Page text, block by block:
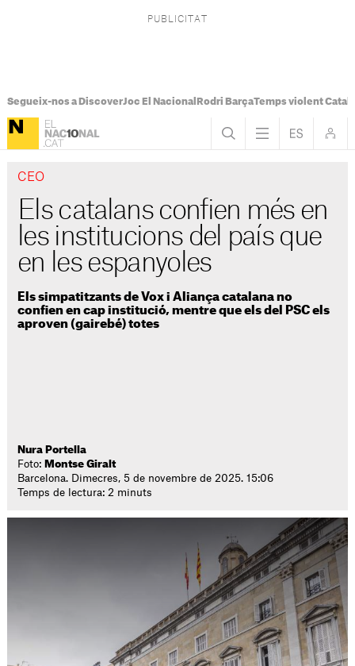
Segueix-nos a DiscoverJoc El Nacional Rodri BarçaTemps violent
CEO
Els catalans confien més en
les institucions del país que
en les espanyoles
Els simpatitzants de Vox i Aliança catalana no
confien en cap institució, mentre que els del PSC els
aproven (gairebé) totes
Nura Portella
Foto: Montse Giralt
Barcelona. Dimecres, 5 de novembre de 2025. 15:06
Temps de lectura: 2 minuts